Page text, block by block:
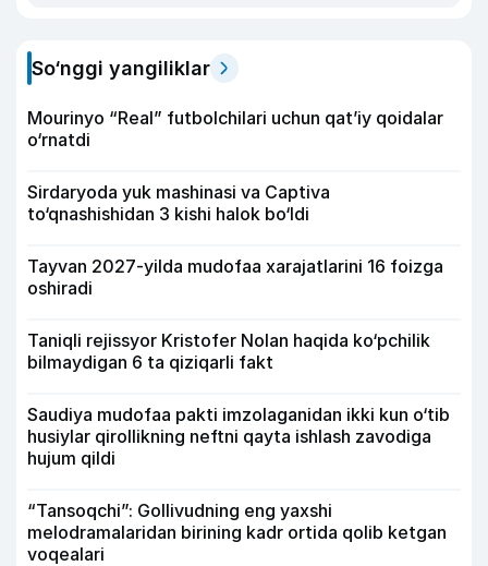
So‘nggi yangiliklar
Mourinyo “Real” futbolchilari uchun qat’iy qoidalar
o‘rnatdi
Sirdaryoda yuk mashinasi va Captiva
to‘qnashishidan 3 kishi halok bo‘ldi
Tayvan 2027-yilda mudofaa xarajatlarini 16 foizga
oshiradi
Taniqli rejissyor Kristofer Nolan haqida ko‘pchilik
bilmaydigan 6 ta qiziqarli fakt
Saudiya mudofaa pakti imzolaganidan ikki kun o‘tib
husiylar qirollikning neftni qayta ishlash zavodiga
hujum qildi
“Tansoqchi”: Gollivudning eng yaxshi
melodramalaridan birining kadr ortida qolib ketgan
voqealari